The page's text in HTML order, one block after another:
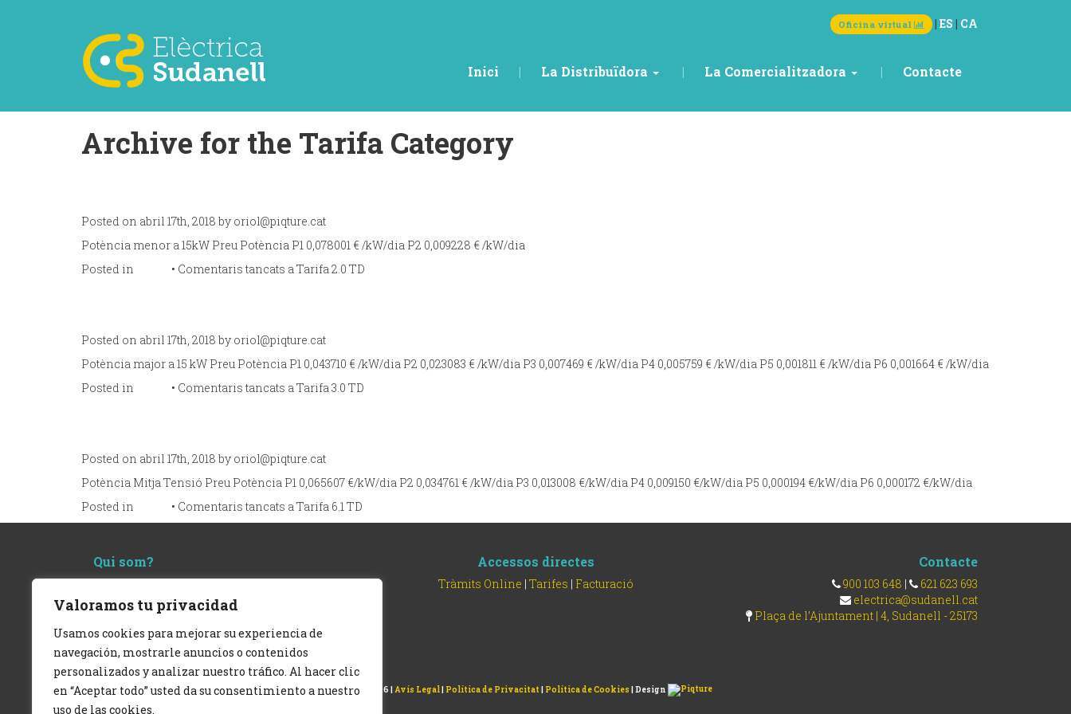
Valoramos tu privacidad
Usamos cookies para mejorar su experiencia de
navegación, mostrarle anuncios o contenidos
personalizados y analizar nuestro tráfico. Al hacer clic
en “Aceptar todo” usted da su consentimiento a nuestro
uso de las cookies.
Oficina virtual | ES | CA
Inici La Distribuïdora La Comercialitzadora Contacte
Archive for the Tarifa Category
Posted on abril 17th, 2018 by oriol@piqture.cat
Potència menor a 15kW Preu Potència P1 0,078001 € /kW/dia P2 0,009228 € /kW/dia
Posted in
• Comentaris tancats a Tarifa 2.0 TD
Posted on abril 17th, 2018 by oriol@piqture.cat
Potència major a 15 kW Preu Potència P1 0,043710 € /kW/dia P2 0,023083 € /kW/dia P3 0,007469 € /kW/dia P4 0,005759 € /kW/dia P5 0,001811 € /kW/dia P6 0,001664 € /kW/dia
Posted in
• Comentaris tancats a Tarifa 3.0 TD
Posted on abril 17th, 2018 by oriol@piqture.cat
Potència Mitja Tensió Preu Potència P1 0,065607 €/kW/dia P2 0,034761 € /kW/dia P3 0,013008 €/kW/dia P4 0,009150 €/kW/dia P5 0,000194 €/kW/dia P6 0,000172 €/kW/dia
Posted in
• Comentaris tancats a Tarifa 6.1 TD
Qui som?
Som una empresa comercialitzadora i
distribuïdora d'energia elèctrica dins del terme
municipal de Sudanell
Accessos directes
Tràmits Online | Tarifes | Facturació
Contacte
900 103 648 |
621 623 693
electrica@sudanell.cat
Plaça de l’Ajuntament | 4, Sudanell - 25173
© 2026 |Avís Legal| Política de Privacitat | Política de Cookies | Design